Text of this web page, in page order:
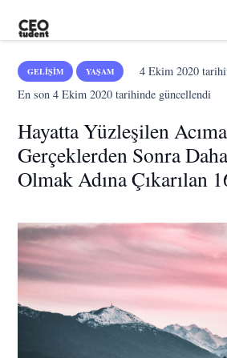
GELIŞIM YAŞAM 4 Ekim 2020
En son4 Ekim 2020 tarihinde güncellendi
Hayatta Yüzleşilen
Gerçeklerden Sonra
Olmak Adına Çıkarılan